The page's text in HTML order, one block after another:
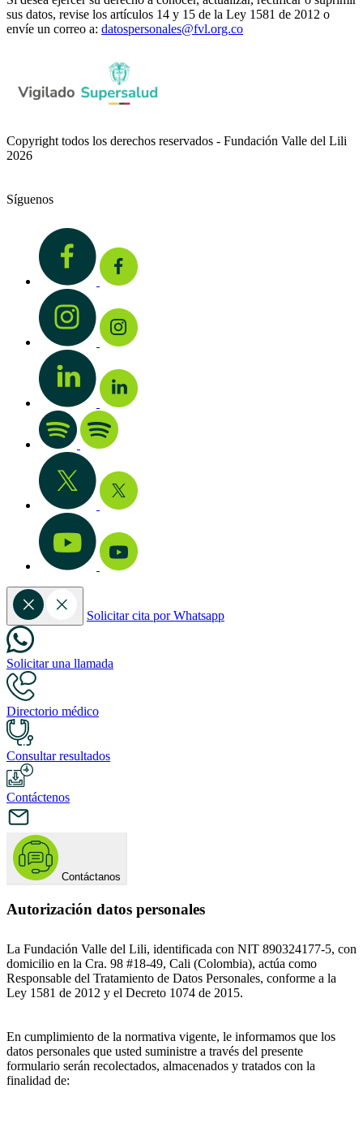
sus datos, revise los artículos 14 y 15 de la Ley 1581 de 2012 o
envíe un correo a: datospersonales@fvl.org.co
Copyright todos los derechos reservados - Fundación Valle del Lili
2026
Síguenos
Solicitar cita por Whatsapp
Solicitar una llamada
Directorio médico
Consultar resultados
Contáctenos
Contáctanos
Autorización datos personales
La Fundación Valle del Lili, identificada con NIT 890324177-5, con
domicilio en la Cra. 98 #18-49, Cali (Colombia), actúa como
Responsable del Tratamiento de Datos Personales, conforme a la
Ley 1581 de 2012 y el Decreto 1074 de 2015.
En cumplimiento de la normativa vigente, le informamos que los
datos personales que usted suministre a través del presente
formulario serán recolectados, almacenados y tratados con la
finalidad de: